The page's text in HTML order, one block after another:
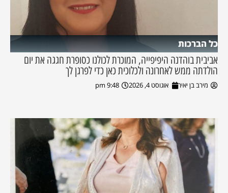
כל הברכות
אביבית בוהדנה היפיפייה, המוכרת לכולנו כסופרת חגגה את יום
הולדתה ממש לאחרונה ולכלוכית כאן כדי לפרגן לך
מירב בן יאיר אוגוסט 4, 2026 9:48 pm